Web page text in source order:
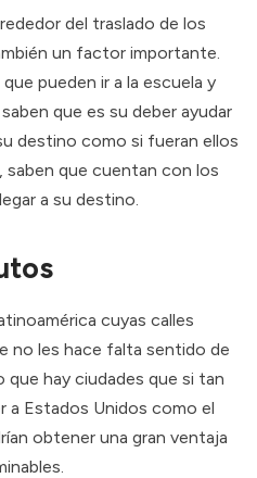
del traslado de los
un factor importante
pueden ir a la escuela y
que es su deber ayudar
destino como si fueran ellos
saben que cuentan con los
a su destino.
cuyas calles
no les hace falta sentido de
que hay ciudades que si tan
a Estados Unidos como el
obtener una gran ventaja